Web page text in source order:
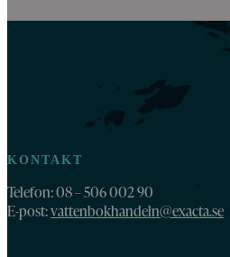
KONTAKT
Telefon: 08 – 506 002 90
E-post:vattenbokhandeln@exacta.se